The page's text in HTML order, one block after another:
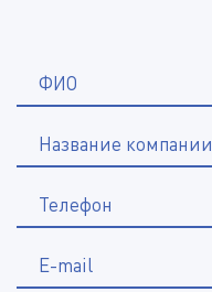
ФИО
Название компании
Телефон
E-mail